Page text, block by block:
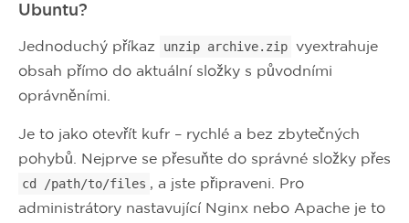
Ubuntu?
Jednoduchý příkaz unzip archive.zip vyextrahuje
obsah přímo do aktuální složky s původními
oprávněními.
Je to jako otevřít kufr – rychlé a bez zbytečných
pohybů. Nejprve se přesuňte do správné složky přes
cd /path/to/files , a jste připraveni. Pro
administrátory nastavující Nginx nebo Apache je to